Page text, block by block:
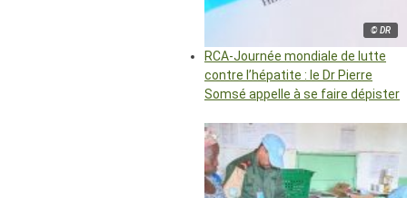
© DR
RCA-Journée mondiale de lutte
contre l’hépatite : le Dr Pierre
Somsé appelle à se faire dépister